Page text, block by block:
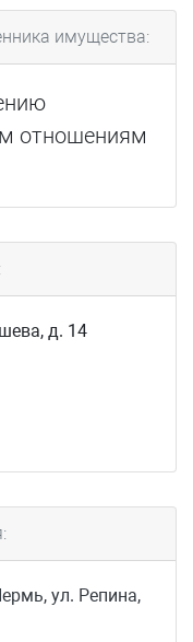
имущества:
отношениям
д. 14
ул. Репина,